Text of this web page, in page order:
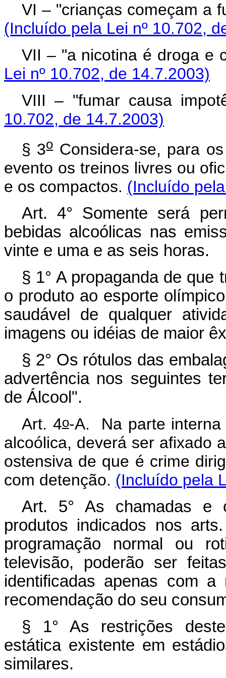
VI – "crianças começam a
(Incluído pela Lei nº 10.702,
VII – "a nicotina é droga e
Lei nº 10.702, de 14.7.2003)
VIII – "fumar causa
10.702, de 14.7.2003)
§ 3oConsidera-se, para
evento os treinos livres ou
e os compactos. (Incluído
Art. 4° Somente será
bebidas alcoólicas nas
vinte e uma e as seis horas.
§ 1° A propaganda de que
o produto ao esporte
saudável de qualquer
imagens ou idéias de maior
§ 2° Os rótulos das
advertência nos seguintes
de Álcool".
Art. 4o-A. Na parte interna
alcoólica, deverá ser afixado
ostensiva de que é crime
com detenção. (Incluído pela
Art. 5° As chamadas e
produtos indicados nos
programação normal ou
televisão, poderão ser
identificadas apenas com
recomendação do seu
§ 1° As restrições
estática existente em
similares.